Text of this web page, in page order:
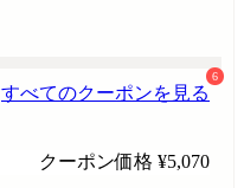
すべてのクーポンを見る
6
クーポン価格 ¥5,070